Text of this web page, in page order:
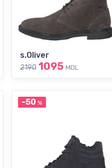
s.Oliver
2190 1095 MDL
-50 %